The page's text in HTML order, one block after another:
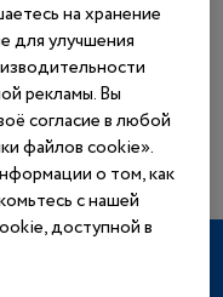
на хранение
для улучшения
рекламы. Вы
согласие в любой
файлов cookie».
о том, как
с нашей
доступной в